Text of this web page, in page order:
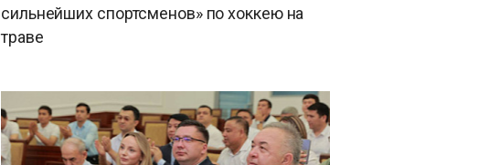
сильнейших спортсменов» по хоккею на
траве